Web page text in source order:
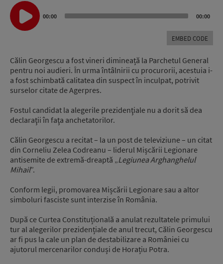
Audio
Player
00:00 00:00
EMBED CODE
Călin Georgescu a fost vineri dimineață la Parchetul General
pentru noi audieri. În urma întâlnirii cu procurorii, acestuia i-
a fost schimbată calitatea din suspect în inculpat, potrivit
surselor citate de Agerpres.
Fostul candidat la alegerile prezidenţiale nu a dorit să dea
declaraţii în faţa anchetatorilor.
Călin Georgescu a recitat – la un post de televiziune – un citat
din Corneliu Zelea Codreanu – liderul Mișcării Legionare
antisemite de extremă-dreaptă „Legiunea Arghanghelul
Mihail”.
Conform legii, promovarea Mișcării Legionare sau a altor
simboluri fasciste sunt interzise în România.
După ce Curtea Constituțională a anulat rezultatele primului
tur al alegerilor prezidențiale de anul trecut, Călin Georgescu
ar fi pus la cale un plan de destabilizare a României cu
ajutorul mercenarilor conduși de Horațiu Potra.